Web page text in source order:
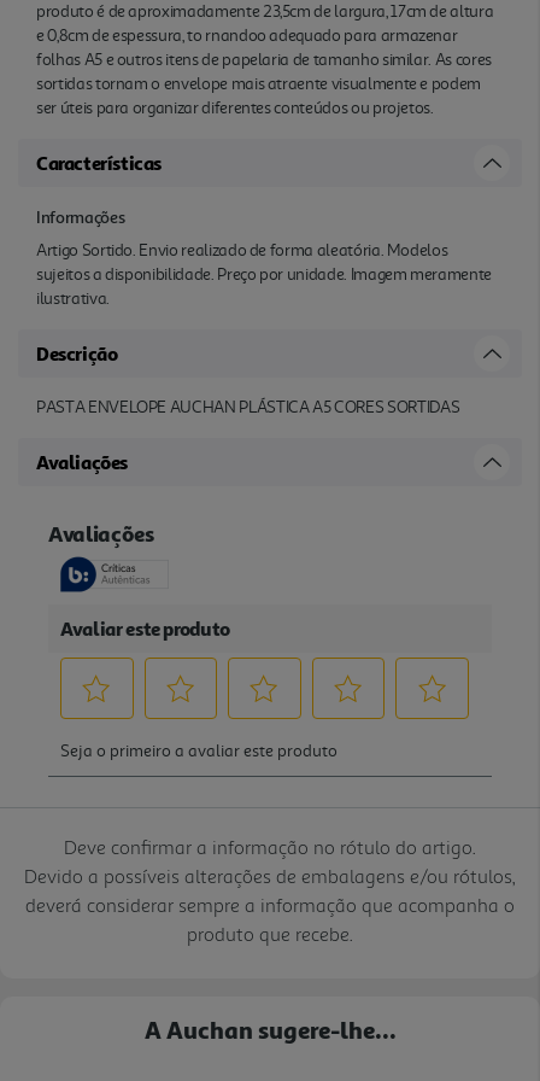
produto é de aproximadamente 23,5cm de largura, 17cm de altura
e 0,8cm de espessura, to rnandoo adequado para armazenar
folhas A5 e outros itens de papelaria de tamanho similar. As cores
sortidas tornam o envelope mais atraente visualmente e podem
ser úteis para organizar diferentes conteúdos ou projetos.
Características
Informações
Artigo Sortido. Envio realizado de forma aleatória. Modelos
sujeitos a disponibilidade. Preço por unidade. Imagem meramente
ilustrativa.
Descrição
PASTA ENVELOPE AUCHAN PLÁSTICA A5 CORES SORTIDAS
Avaliações
Deve confirmar a informação no rótulo do artigo.
Devido a possíveis alterações de embalagens e/ou rótulos,
deverá considerar sempre a informação que acompanha o
produto que recebe.
A Auchan sugere-lhe...